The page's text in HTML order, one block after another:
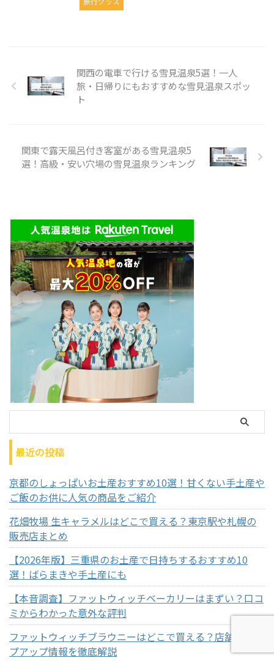
関西の電車で行ける雪見温泉5選！一人
旅・日帰りにもおすすめな雪見温泉スポッ
ト
関東で露天風呂付き客室がある雪見温泉5
選！高級・安い穴場の雪見温泉ランキング
最近の投稿
京都のしょっぱいお土産おすすめ10選！甘くない手土産や
ご飯のお供に人気の商品をご紹介
花畑牧場 生キャラメルはどこで買える？東京駅や札幌の
販売店まとめ
【2026年版】三重県のお土産で日持ちするおすすめ10
選！ばらまきや手土産にも
【本音調査】ファットウィッチベーカリーはまずい？口コ
ミからわかった意外な評判
ファットウィッチブラウニーはどこで買える？店舗・ポッ
プアップ情報を徹底解説